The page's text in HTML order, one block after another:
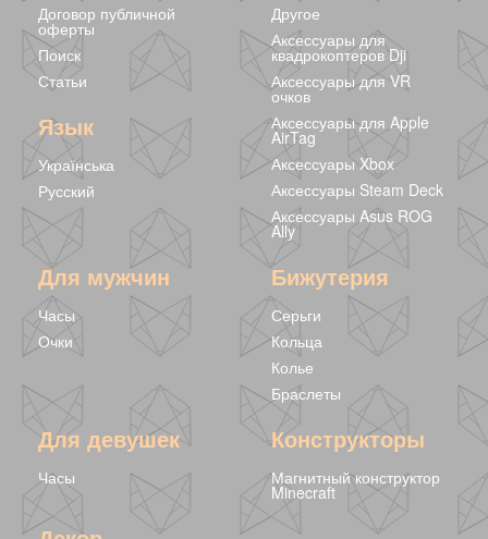
капельки
239 грн
139 грн
Круглые серьги
233 грн
Договор публичной
оферты
Поиск
Статьи
Язык
Українська
Русский
Другое
Аксессуары для
квадрокоптеров Dji
Аксессуары для VR
очков
Аксессуары для Apple
AirTag
Аксессуары Xbox
Аксессуары Steam Deck
Аксессуары Asus ROG
Ally
Для мужчин
Часы
Очки
Бижутерия
Серьги
Кольца
Колье
Браслеты
Для девушек
Часы
Конструкторы
Магнитный конструктор
Minecraft